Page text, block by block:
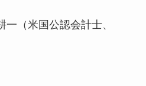
（米国公認会計士、